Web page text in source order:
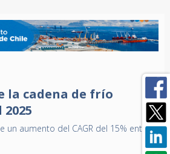
la cadena de frío
un aumento del CAGR del 15% entre